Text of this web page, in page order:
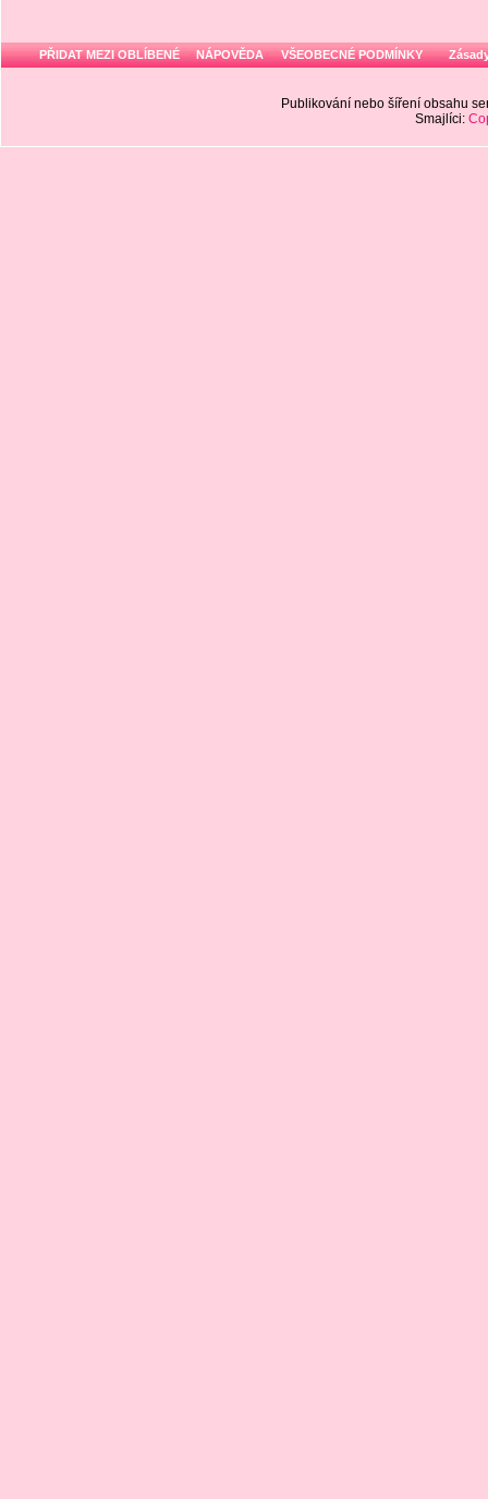
PŘIDAT MEZI OBLÍBENÉ NÁPOVĚDA VŠEOBECNÉ PODMÍNKY
Publikování nebo šíření obsahu
Smajlíci: